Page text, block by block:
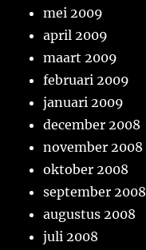
mei 2009
april 2009
maart 2009
februari 2009
januari 2009
december 2008
november 2008
oktober 2008
september 2008
augustus 2008
juli 2008